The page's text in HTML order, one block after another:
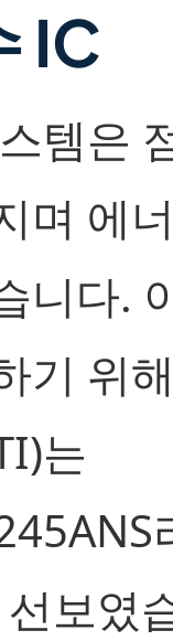
IC
템은
며 에
니다.
기 위
는
보였